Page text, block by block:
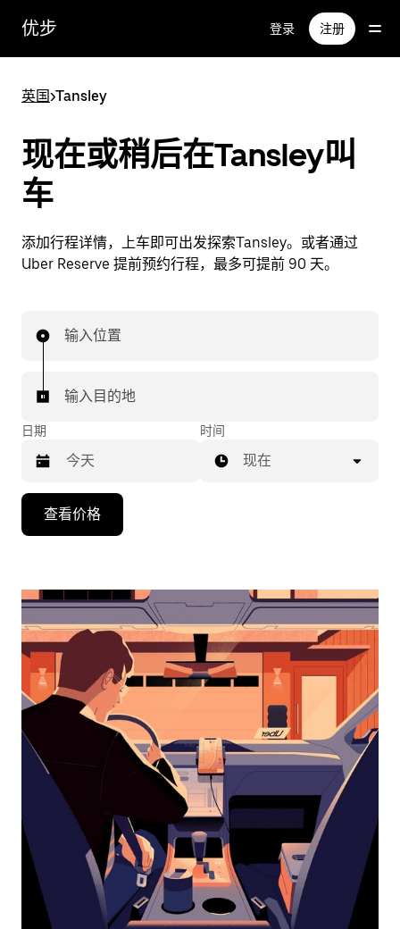
优步 登录 注册
英国>Tansley
现在或稍后在Tansley叫
车
添加行程详情，上车即可出发探索Tansley。或者通过
Uber Reserve 提前预约行程，最多可提前 90 天。
输入位置
输入目的地
日期
向
头
浏
日
并
期。
按
退
时间
现在
查看价格